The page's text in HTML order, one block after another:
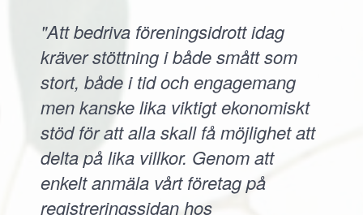
"Att bedriva föreningsidrott idag
kräver stöttning i både smått som
stort, både i tid och engagemang
men kanske lika viktigt ekonomiskt
stöd för att alla skall få möjlighet att
delta på lika villkor. Genom att
enkelt anmäla vårt företag på
registreringssidan hos